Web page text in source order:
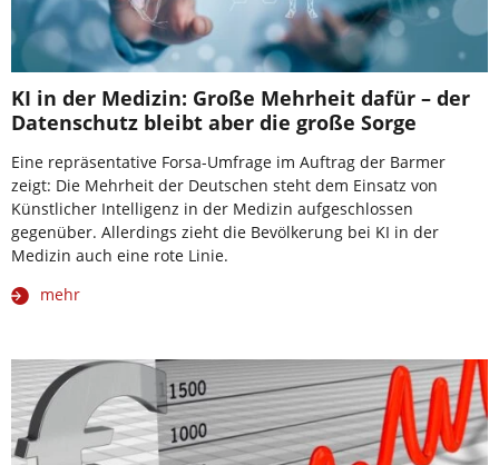
KI in der Medizin: Große Mehrheit dafür – der
Datenschutz bleibt aber die große Sorge
Eine repräsentative Forsa-Umfrage im Auftrag der Barmer
zeigt: Die Mehrheit der Deutschen steht dem Einsatz von
Künstlicher Intelligenz in der Medizin aufgeschlossen
gegenüber. Allerdings zieht die Bevölkerung bei KI in der
Medizin auch eine rote Linie.
mehr